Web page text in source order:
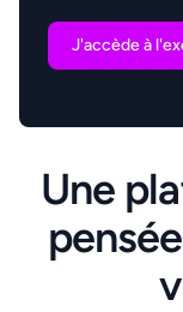
J'accède à
Une